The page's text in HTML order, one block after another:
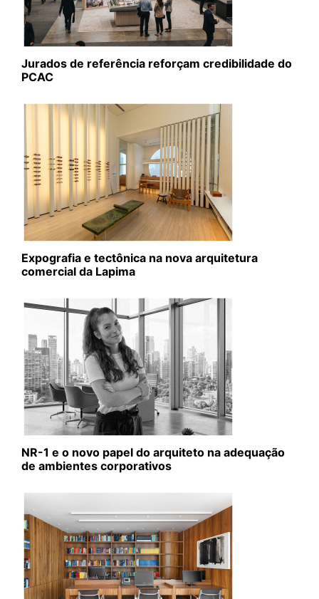
Jurados de referência reforçam credibilidade do
PCAC
Expografia e tectônica na nova arquitetura
comercial da Lapima
NR-1 e o novo papel do arquiteto na adequação
de ambientes corporativos